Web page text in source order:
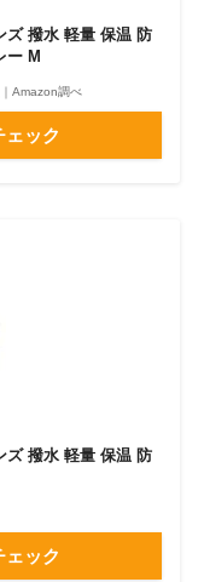
ズ 撥水 軽量 保温 防
ー M
Amazon調べ
ック
ズ 撥水 軽量 保温 防
ック